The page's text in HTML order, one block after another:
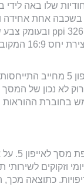
5 ניחן במסך מגע, אך הייחודיות שלו באה
בשכבה אחת אחידה
מיליון צבעים. המסך זהה ברוחבו לדורות
החלפת מסך לאייפון 5 מתבצעת רק במעבדה מורשית ומוסמכת. הטיפול במסך של אייפון 5
לא נכון של
בחוברת
במעבדות של סמארטפון
עשרות אלפי לקוחות המשתמשים באייפון 5 על בסיס יומי
כתוצאה